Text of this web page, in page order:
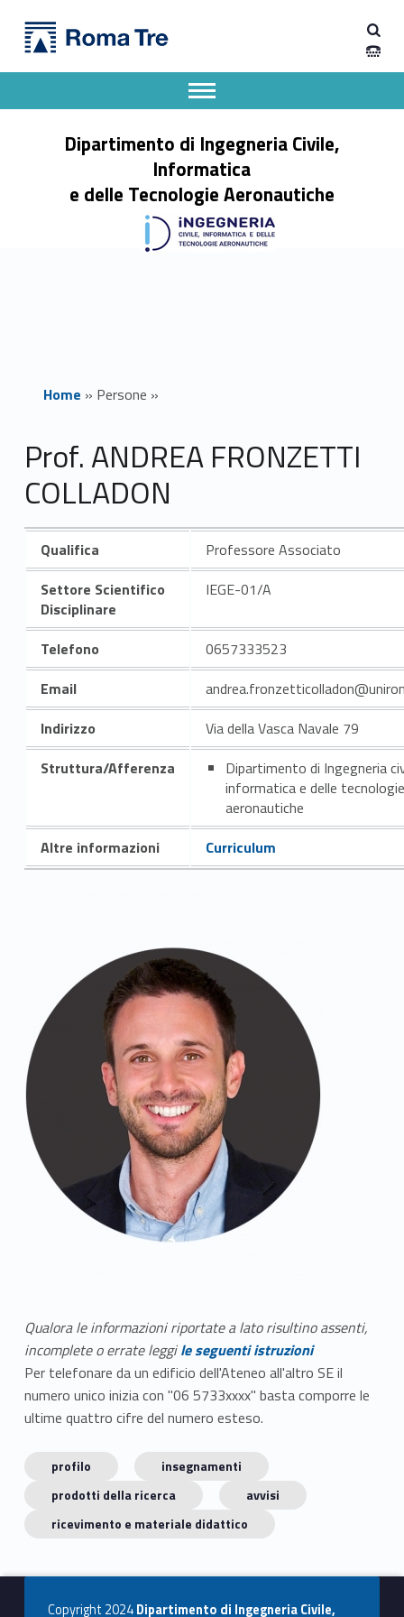
Prof. ANDREA FRONZETTI COLLADON - Dipartimento di Ingegneria Civile, Informatica e delle Tecnologie Aeronautiche
Dipartimento di Ingegneria Civile,
Informatica
e delle Tecnologie Aeronautiche
Apri il menu secondario
Header info sidebar
Home » Persone »
Prof. ANDREA FRONZETTI
COLLADON
Qualifica
Professore Associato
Settore Scientifico
Disciplinare
IEGE-01/A
Telefono
0657333523
Email
Indirizzo
Via della Vasca Navale 79
Struttura/Afferenza
Dipartimento di Ingegneria
informatica e delle tecnologie
aeronautiche
Altre informazioni
Curriculum
Qualora le informazioni riportate a lato risultino assenti,
incomplete o errate leggile seguenti istruzioni
Per telefonare da un edificio dell'Ateneo all'altro SE il
numero unico inizia con "06 5733xxxx" basta comporre le
ultime quattro cifre del numero esteso.
profilo
insegnamenti
prodotti della ricerca
avvisi
ricevimento e materiale didattico
Copyright 2024Dipartimento di Ingegneria Civile,